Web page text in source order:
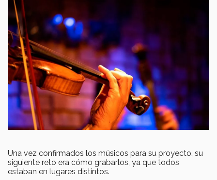
Una vez confirmados los músicos para su proyecto, su
siguiente reto era cómo grabarlos, ya que todos
estaban en lugares distintos.